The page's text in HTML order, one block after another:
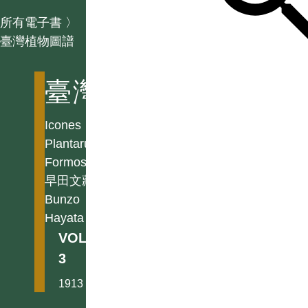
所有電子書 〉
臺灣植物圖譜
臺灣植物圖譜
Icones
Plantarum
Formosanarum
早田文藏
Bunzo
Hayata
VOL.
3
1913